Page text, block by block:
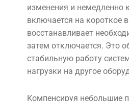
изменения и немедленно
включается на короткое
восстанавливает
затем отключается. Это
стабильную работу
нагрузки на другое
Компенсируя небольшие